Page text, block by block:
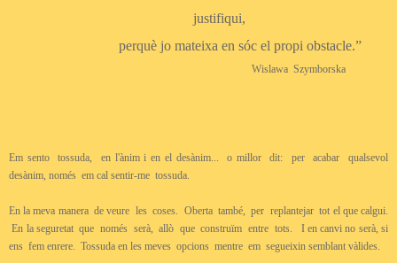
justifiqui,
perquè jo mateixa en sóc el propi obstacle.”
Wislawa Szymborska
Em sento tossuda, en l'ànim i en el desànim... o millor dit: per acabar qualsevol
desànim, només em cal sentir-me tossuda.
En la meva manera de veure les coses. Oberta també, per replantejar tot el que calgui.
En la seguretat que només serà, allò queconstruïm entre tots. I en canvi no serà, si
ens fem enrere. Tossuda en les meves opcions mentre em segueixin semblant vàlides.